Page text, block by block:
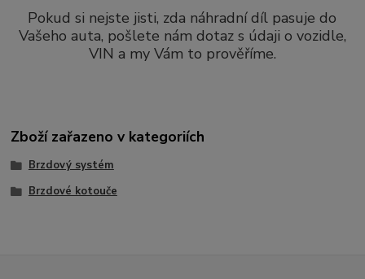
Pokud si nejste jisti, zda náhradní díl pasuje do
Vašeho auta, pošlete nám dotaz s údaji o vozidle,
VIN a my Vám to prověříme.
Zboží zařazeno v kategoriích
Brzdový systém
Brzdové kotouče